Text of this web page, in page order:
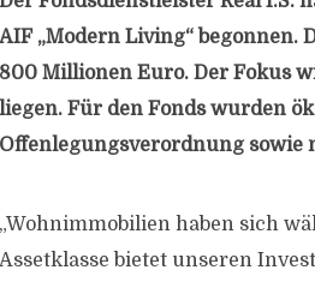
AIF „Modern Living“
800 Millionen Euro. Der Fokus
liegen. Für den Fonds wurden
Offenlegungsverordnung sowie
„Wohnimmobilien haben sich
Assetklasse bietet unseren